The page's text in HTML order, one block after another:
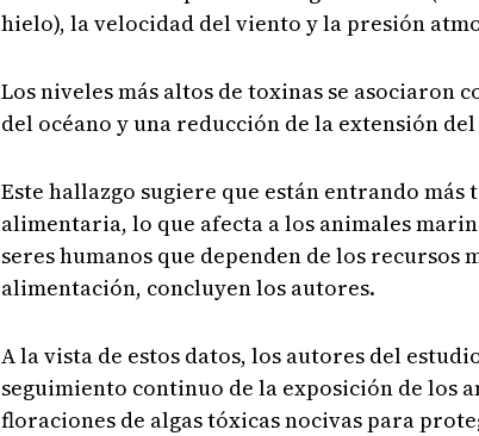
hielo), la velocidad del viento y la presión
Los niveles más altos de toxinas se asociaron
del océano y una reducción de la extensión
Este hallazgo sugiere que están entrando más
alimentaria, lo que afecta a los animales
seres humanos que dependen de los recursos
alimentación, concluyen los autores.
A la vista de estos datos, los autores del
seguimiento continuo de la exposición de los
floraciones de algas tóxicas nocivas para